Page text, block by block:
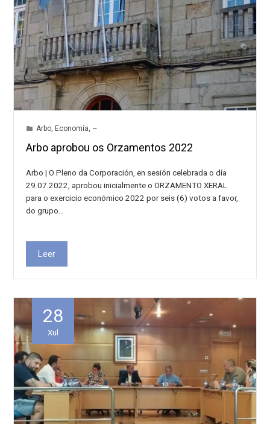
Arbo, Economía, ~
Arbo aprobou os Orzamentos 2022
Arbo | O Pleno da Corporación, en sesión celebrada o día
29.07.2022, aprobou inicialmente o ORZAMENTO XERAL
para o exercicio económico 2022 por seis (6) votos a favor,
do grupo…
Leer
28
Xul